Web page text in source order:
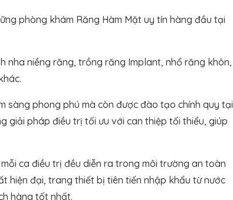
phòng khám Răng Hàm Mặt uy tín hàng đầu tại
nha niềng răng, trồng răng Implant, nhổ răng khôn,
sàng phong phú mà còn được đào tạo chính quy tại
giải pháp điều trị tối ưu với can thiệp tối thiểu, giúp
ca điều trị đều diễn ra trong môi trường an toàn
hiện đại, trang thiết bị tiên tiến nhập khẩu từ nước
hàng tốt nhất.